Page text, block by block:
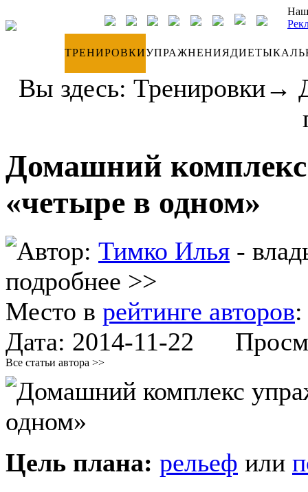
ТРЕНИРОВКИУПРАЖНЕНИЯДИЕТЫ
Вы здесь: Тренировки→
Домашний
«четыре в одном»
Автор: Тимко Илья -
подробнее >>
Место в рейтинге авторов
Дата: 2014-11-22
Все статьи автора >>
Цель плана: рельеф или